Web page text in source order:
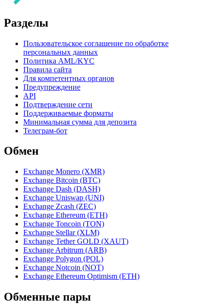
Разделы
Пользовательское соглашение по обработке
персональных данных
Политика AML/KYC
Правила сайта
Для компетентных органов
Предупреждение
API
Подтверждение сети
Поддерживаемые форматы
Минимальная сумма для депозита
Телеграм-бот
Обмен
Exchange Monero (XMR)
Exchange Bitcoin (BTC)
Exchange Dash (DASH)
Exchange Uniswap (UNI)
Exchange Zcash (ZEC)
Exchange Ethereum (ETH)
Exchange Toncoin (TON)
Exchange Stellar (XLM)
Exchange Tether GOLD (XAUT)
Exchange Arbitrum (ARB)
Exchange Polygon (POL)
Exchange Notcoin (NOT)
Exchange Ethereum Optimism (ETH)
Обменные пары